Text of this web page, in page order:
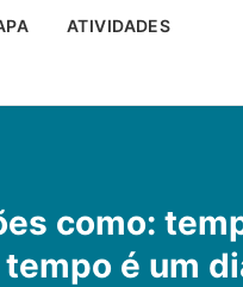
ATIVIDADES
como:
é um